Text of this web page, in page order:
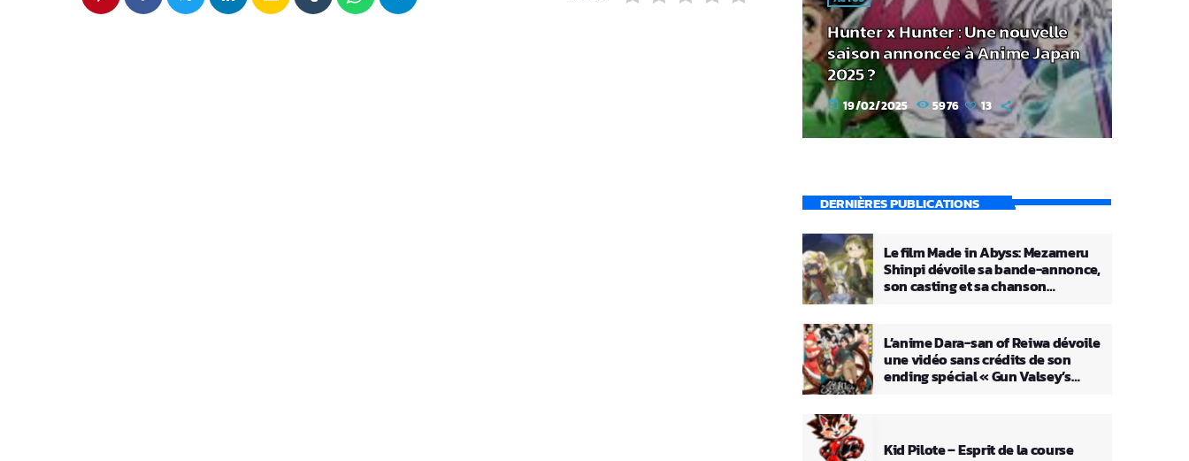
Hunter x Hunter : Une nouvelle
saison annoncée à Anime Japan
2025 ?
today 19/02/2025 5976 13
DERNIÈRES PUBLICATIONS
Le film Made in Abyss: Mezameru
Shinpi dévoile sa bande-annonce,
son casting et sa chanson
L’anime Dara-san of Reiwa dévoile
une vidéo sans crédits de son
ending spécial « Gun Valsey’s
Kid Pilote – Esprit de la course